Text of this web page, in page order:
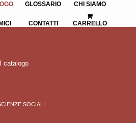
GLOSSARIO CHI SIAMO
CONTATTI CARRELLO
catalogo
SOCIALI